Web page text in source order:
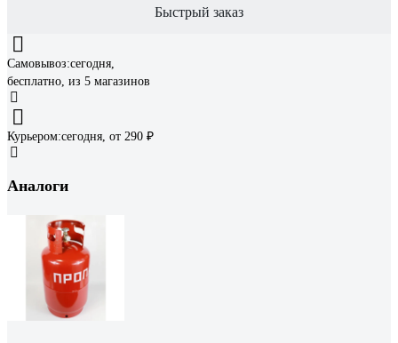
Быстрый заказ
Самовывоз:сегодня,
бесплатно, из 5 магазинов
Курьером:сегодня, от 290 ₽
Аналоги